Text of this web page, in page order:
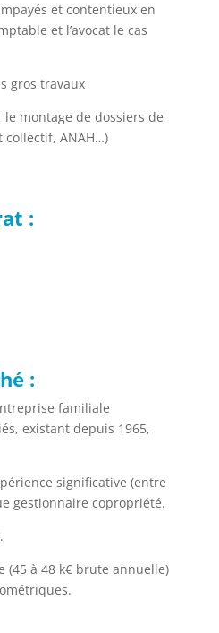
et contentieux en
et l’avocat le cas
gros travaux
montage de dossiers de
ANAH…)
:
:
familiale
existant depuis 1965,
significative (entre
gestionnaire copropriété.
(45 à 48 k€ brute annuelle)